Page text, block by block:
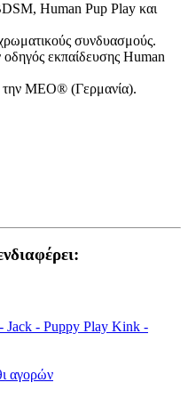
Human Pup Play και
χρωματικούς συνδυασμούς.
εκπαίδευσης Human
την MEO® (Γερμανία).
αγορών